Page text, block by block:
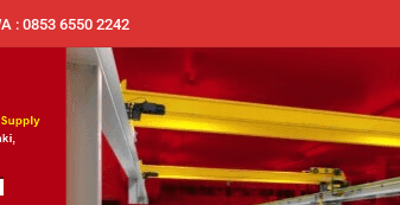
: 0853 6550 2242